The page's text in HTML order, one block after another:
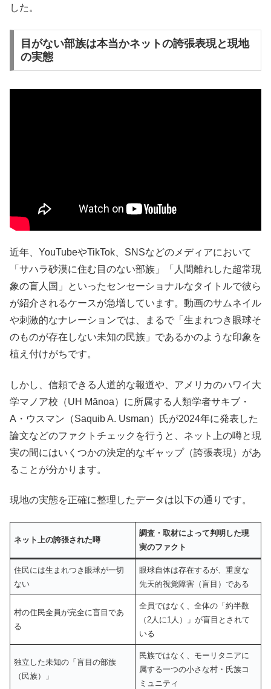
した。
目がない部族は本当かネットの誇張表現と現地
の実態
近年、YouTubeやTikTok、SNSなどのメディアにおいて
「サハラ砂漠に住む目のない部族」「人間離れした超常現
象の盲人国」といったセンセーショナルなタイトルで彼ら
が紹介されるケースが急増しています。動画のサムネイル
や刺激的なナレーションでは、まるで「生まれつき眼球そ
のものが存在しない未知の民族」であるかのような印象を
植え付けがちです。
しかし、信頼できる人道的な報道や、アメリカのハワイ大
学マノア校（UH Mānoa）に所属する人類学者サキブ・
A・ウスマン（Saquib A. Usman）氏が2024年に発表した
論文などのファクトチェックを行うと、ネット上の噂と現
実の間にはいくつかの決定的なギャップ（誇張表現）があ
ることが分かります。
現地の実態を正確に整理したデータは以下の通りです。
ネット上の誇張された噂
調査・取材によって判明した現
実のファクト
住民には生まれつき眼球が一切
ない
眼球自体は存在するが、重度な
先天的視覚障害（盲目）である
村の住民全員が完全に盲目であ
る
全員ではなく、全体の「約半数
（2人に1人）」が盲目とされて
いる
独立した未知の「盲目の部族
（民族）」
民族ではなく、モーリタニアに
属する一つの小さな村・氏族コ
ミュニティ